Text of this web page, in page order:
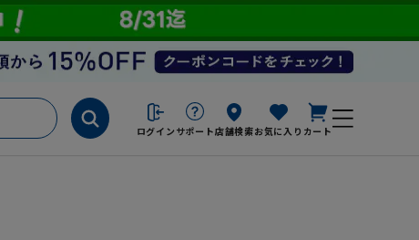
ログイン サポート店舗検索お気に入り カート